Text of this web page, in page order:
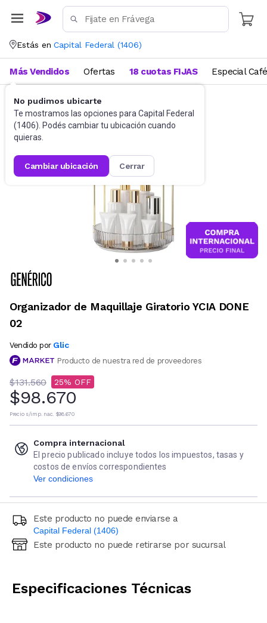
Estás en Capital Federal (1406)
No pudimos ubicarte
Te mostramos las opciones para Capital Federal
(1406). Podés cambiar tu ubicación cuando
quieras.
cambiar ubicación cerrar
Más Vendidos Ofertas 18 cuotas FIJAS Especial Café
Belleza y Cuidado Corporal
Organizador de Maquillaje Giratorio YCIA DONE
02
Vendido por Glic
Producto de nuestra red de proveedores
$131.560 25
$98.670
Precio s/imp. nac. $98.670
Compra internacional
El precio publicado incluye todos los impuestos, tasas y
costos de envíos correspondientes
Ver condiciones
Este producto no puede enviarse a
Capital Federal (1406)
Ingresá código postal (sólo números)
Este producto no puede retirarse por sucursal
Especificaciones Técnicas